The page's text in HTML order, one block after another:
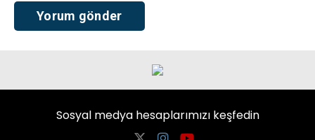
Sosyal medya hesaplarımızı keşfedin